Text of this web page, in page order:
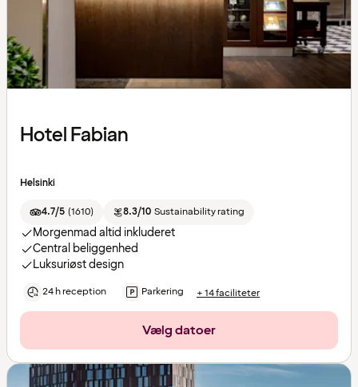
Hotel Fabian
Helsinki
4.7/5 (1610) 8.3/10 Sustainability rating
Morgenmad altid inkluderet
Central beliggenhed
Luksuriøst design
24 h reception Parkering + 14 faciliteter
Vælg datoer